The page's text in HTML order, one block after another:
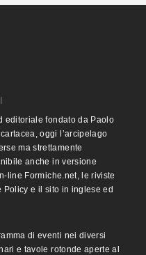
editoriale fondato da Paolo
oggi l’arcipelago
ma strettamente
anche in versione
line Formiche.net, le riviste
Policy e il sito in inglese ed
di eventi nei diversi
e tavole rotonde aperte al